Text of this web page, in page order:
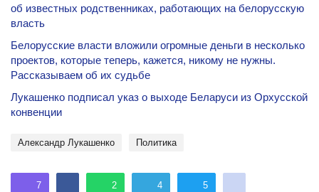
об известных родственниках, работающих на белорусскую
власть
Белорусские власти вложили огромные деньги в несколько
проектов, которые теперь, кажется, никому не нужны.
Рассказываем об их судьбе
Лукашенко подписал указ о выходе Беларуси из Орхусской
конвенции
Александр Лукашенко политика
7 2 4 5